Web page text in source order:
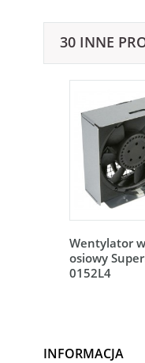
30 INNE
Wentylator
osiowy
0152L4
INFORMACJA